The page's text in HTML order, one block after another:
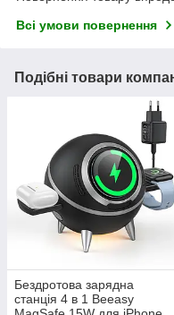
Всі умови повернення
Подібні товари
Бездротова зарядна
станція 4 в 1 Beeasy